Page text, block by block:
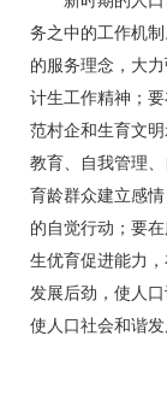
务之中的工作机
的服务理念，大
计生工作精神；
范村企和生育文
教育、自我管理
育龄群众建立感
的自觉行动；要
生优育促进能力
发展后劲，使人
使人口社会和谐发